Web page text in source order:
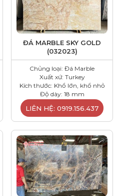
ĐÁ MARBLE SKY GOLD
(032023)
Chủng loại: Đá Marble
Xuất xứ: Turkey
Kích thước: Khổ lớn, khổ nhỏ
Độ dày: 18 mm
LIÊN HỆ: 0919.156.437